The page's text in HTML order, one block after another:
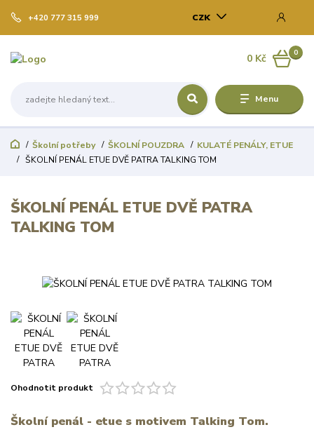
Menu
CZK
+420 777 315 999
0
0 Kč
Školní potřeby ŠKOLNÍ POUZDRA
KULATÉ PENÁLY, ETUE
ŠKOLNÍ PENÁL ETUE DVĚ PATRA TALKING TOM
ŠKOLNÍ PENÁL ETUE DVĚ PATRA
TALKING TOM
Ohodnotit produkt
Školní penál - etue s motivem Talking Tom.